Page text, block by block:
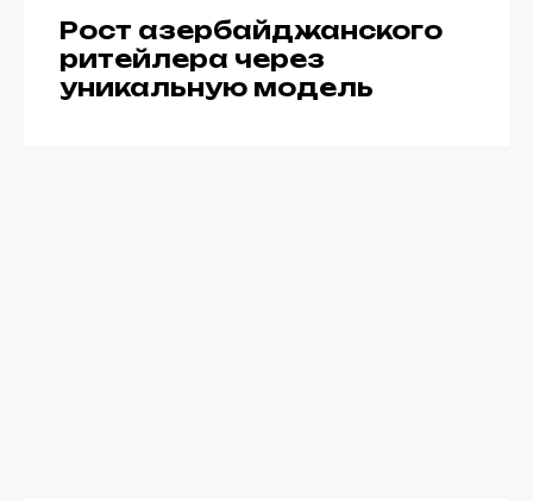
Рост азербайджанского
ритейлера через
уникальную модель